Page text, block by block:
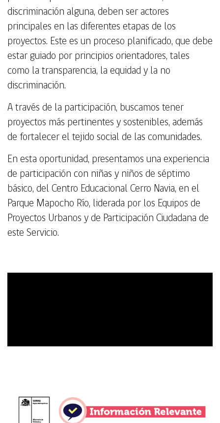
discriminación alguna, deben ser actores
principales en las diferentes etapas de los
proyectos. Este es un proceso planificado, que debe
estar guiado por principios orientadores, tales
como la transparencia, la equidad y la no
discriminación.
A través de la participación, buscamos tener
proyectos más pertinentes y sostenibles, además
de fortalecer el tejido social de las comunidades.
En esta oportunidad, presentamos una experiencia
de participación con niñas y niños de séptimo
básico, del Centro Educacional Cerro Navia, en el
Parque Mapocho Río, liderada por los Equipos de
Proyectos Urbanos y de Participación Ciudadana de
este Servicio.